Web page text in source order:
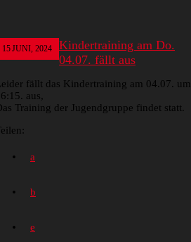
15JUNI, 2024
Kindertraining am Do.
04.07. fällt aus
fällt das Kindertraining am 04.07. um
aus,
Training der Jugendgruppe findet statt.